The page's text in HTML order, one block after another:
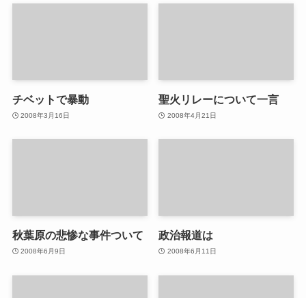
チベットで暴動
2008年3月16日
聖火リレーについて一言
2008年4月21日
秋葉原の悲惨な事件ついて
2008年6月9日
政治報道は
2008年6月11日